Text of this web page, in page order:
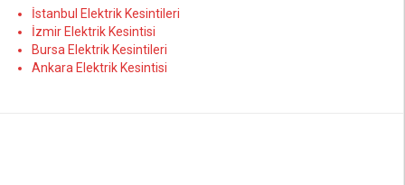
İstanbul Elektrik Kesintileri
İzmir Elektrik Kesintisi
Bursa Elektrik Kesintileri
Ankara Elektrik Kesintisi